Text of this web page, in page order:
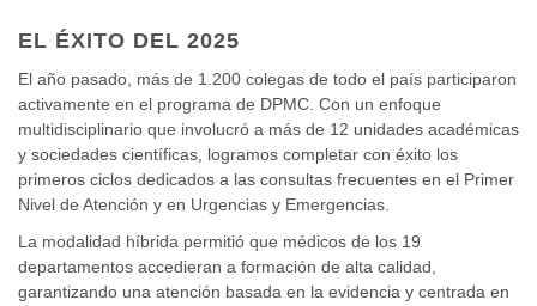
EL ÉXITO DEL 2025
El año pasado, más de 1.200 colegas de todo el país participaron
activamente en el programa de DPMC. Con un enfoque
multidisciplinario que involucró a más de 12 unidades académicas
y sociedades científicas, logramos completar con éxito los
primeros ciclos dedicados a las consultas frecuentes en el Primer
Nivel de Atención y en Urgencias y Emergencias.
La modalidad híbrida permitió que médicos de los 19
departamentos accedieran a formación de alta calidad,
garantizando una atención basada en la evidencia y centrada en